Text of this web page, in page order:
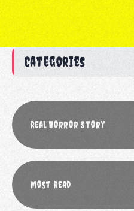
Categories
Real Horror Story
Most Read